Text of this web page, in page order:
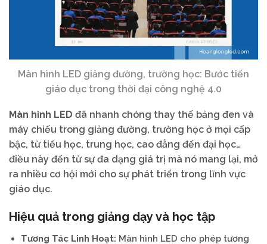
Màn hình LED giảng đường, trường học: Bước tiến
giáo dục trong thời đại công nghệ 4.0
Màn hình LED đã nhanh chóng thay thế bảng đen và
máy chiếu trong giảng đường, trường học ở mọi cấp
bậc, từ tiểu học, trung học, cao đẳng đến đại học…
điều này đến từ sự đa dạng giá trị mà nó mang lại, mở
ra nhiều cơ hội mới cho sự phát triển trong lĩnh vực
giáo dục.
Hiệu quả trong giảng dạy và học tập
Tương Tác Linh Hoạt: Màn hình LED cho phép tương